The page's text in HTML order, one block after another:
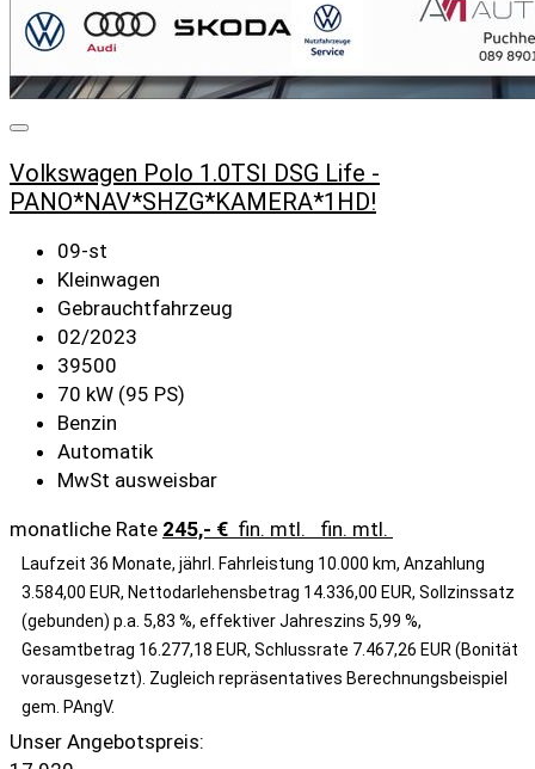
Volkswagen Polo 1.0TSI DSG Life -
PANO*NAV*SHZG*KAMERA*1HD!
09-st
Kleinwagen
Gebrauchtfahrzeug
02/2023
39500
70 kW (95 PS)
Benzin
Automatik
MwSt ausweisbar
monatliche Rate 245,- € fin. mtl. fin. mtl.
Laufzeit 36 Monate, jährl. Fahrleistung 10.000 km, Anzahlung
3.584,00 EUR, Nettodarlehensbetrag 14.336,00 EUR, Sollzinssatz
(gebunden) p.a. 5,83 %, effektiver Jahreszins 5,99 %,
Gesamtbetrag 16.277,18 EUR, Schlussrate 7.467,26 EUR (Bonität
vorausgesetzt). Zugleich repräsentatives Berechnungsbeispiel
gem. PAngV.
Unser Angebotspreis: